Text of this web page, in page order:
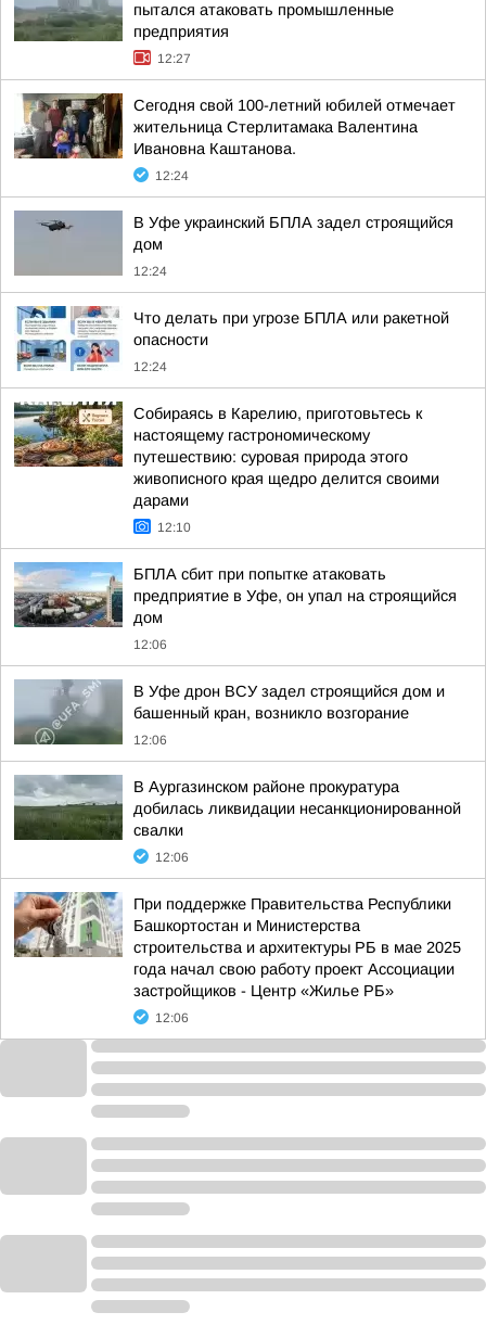
пытался атаковать промышленные
предприятия
12:27
Сегодня свой 100-летний юбилей отмечает
жительница Стерлитамака Валентина
Ивановна Каштанова.
12:24
В Уфе украинский БПЛА задел строящийся
дом
12:24
Что делать при угрозе БПЛА или ракетной
опасности
12:24
Собираясь в Карелию, приготовьтесь к
настоящему гастрономическому
путешествию: суровая природа этого
живописного края щедро делится своими
дарами
12:10
БПЛА сбит при попытке атаковать
предприятие в Уфе, он упал на строящийся
дом
12:06
В Уфе дрон ВСУ задел строящийся дом и
башенный кран, возникло возгорание
12:06
В Аургазинском районе прокуратура
добилась ликвидации несанкционированной
свалки
12:06
При поддержке Правительства Республики
Башкортостан и Министерства
строительства и архитектуры РБ в мае 2025
года начал свою работу проект Ассоциации
застройщиков - Центр «Жилье РБ»
12:06